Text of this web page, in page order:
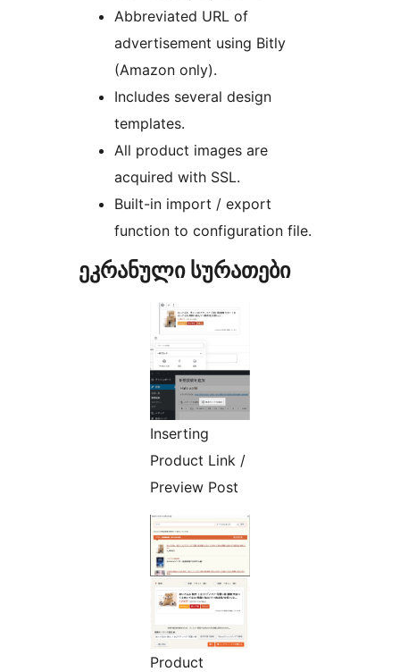
Abbreviated URL of
advertisement using Bitly
(Amazon only).
Includes several design
templates.
All product images are
acquired with SSL.
Built-in import / export
function to configuration file.
ეკრანული სურათები
Inserting
Product Link /
Preview Post
Product